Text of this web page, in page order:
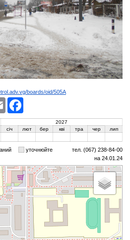
boards/oid/505A
Email
2027
січ лют бер кві тра чер лип
уточнюйте
тел. (067) 238-84-00
на 24.01.24